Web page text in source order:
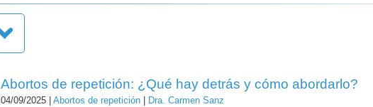
Abortos de repetición: ¿Qué hay detrás y cómo abordarlo?
04/09/2025 | Abortos de repetición Dra. Carmen Sanz